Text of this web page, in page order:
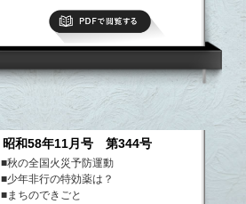
■まちのできごと
■ふるさと散歩道
PDFで閲覧する
昭和58年11月号 第344号
■秋の全国火災予防運動
■少年非行の特効薬は？
■まちのできごと